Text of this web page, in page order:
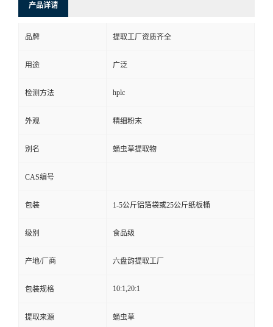
产品详请
品牌 提取工厂资质齐全
用途 广泛
检测方法 hplc
外观 精细粉末
别名 蛹虫草提取物
CAS编号
包装 1-5公斤铝箔袋或25公斤纸板桶
级别 食品级
产地/厂商 六盘韵提取工厂
包装规格 10:1,20:1
提取来源 蛹虫草